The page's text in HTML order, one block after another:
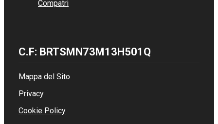
Compatri
C.F: BRTSMN73M13H501Q
Mappa del Sito
Privacy
Cookie Policy